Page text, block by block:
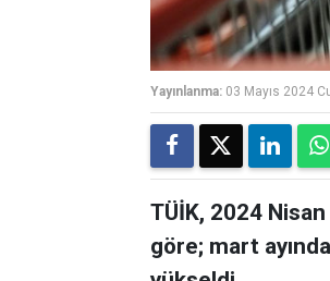
Yayınlanma: 03 Mayıs 2024
TÜİK, 2024
göre; mart